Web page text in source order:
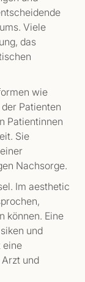
Viele
das
wie
Patienten
Patientinnen
Sie
Nachsorge.
Im aesthetic
können. Eine
und
eine
und